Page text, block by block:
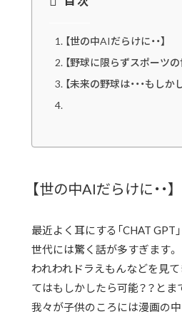
【世の中AIだらけに・・】
【野球に限らずスポーツ
【未来の野球は・・・もしか
【世の中AIだらけに・・】
最近よく耳にする「CHAT GPT
世代には驚く話が多すぎます。
われわれドラえもんなどを見
てはもしかしたら可能？？と
我々が子供のころには漫画の